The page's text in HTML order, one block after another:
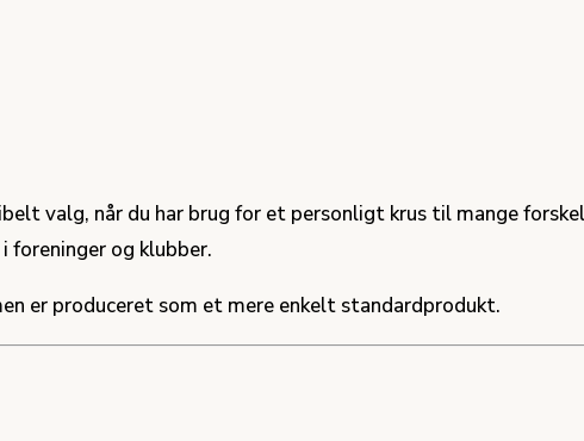
valg, når du har brug for et personligt krus til mange
foreninger og klubber.
er produceret som et mere enkelt standardprodukt.